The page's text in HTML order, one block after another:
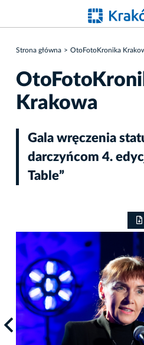
Strona główna OtoFotoKronika
Krakowa
Gala wręczenia
darczyńcom 4.
Table”